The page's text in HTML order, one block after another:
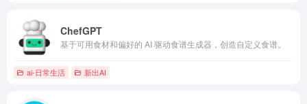
ChefGPT
基于可用食材和偏好的 AI 驱动食谱生成器，创造自定义食谱。
ai-日常生活 新出AI